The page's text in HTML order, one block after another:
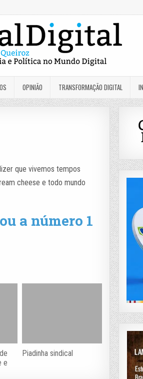
OPINIÃO TRANSFORMAÇÃO DIGITAL
que vivemos tempos
cheese e todo mundo
a número 1
e
Piadinha sindical